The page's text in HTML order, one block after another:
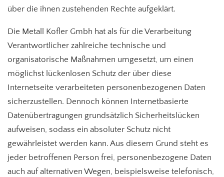
über die ihnen zustehenden Rechte aufgeklärt.
Die Metall Kofler Gmbh hat als für die Verarbeitung
Verantwortlicher zahlreiche technische und
organisatorische Maßnahmen umgesetzt, um einen
möglichst lückenlosen Schutz der über diese
Internetseite verarbeiteten personenbezogenen Daten
sicherzustellen. Dennoch können Internetbasierte
Datenübertragungen grundsätzlich Sicherheitslücken
aufweisen, sodass ein absoluter Schutz nicht
gewährleistet werden kann. Aus diesem Grund steht es
jeder betroffenen Person frei, personenbezogene Daten
auch auf alternativen Wegen, beispielsweise telefonisch,